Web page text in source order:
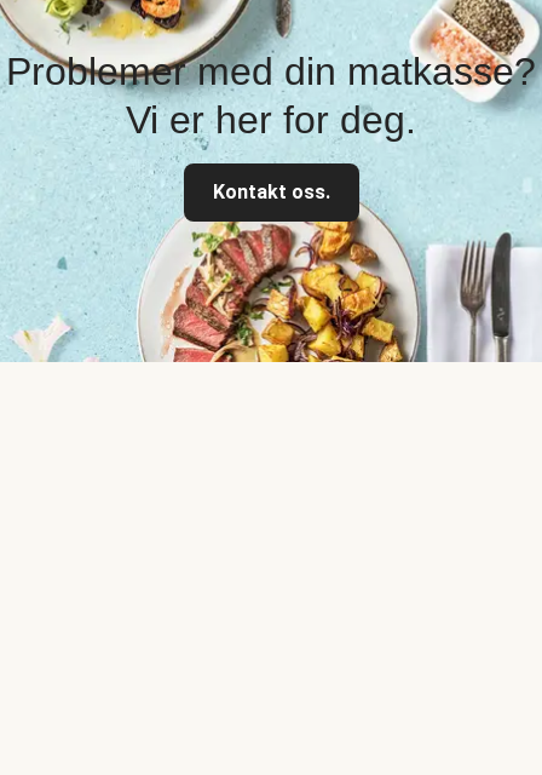
Problemer med din matkasse?
Vi er her for deg.
Kontakt oss.